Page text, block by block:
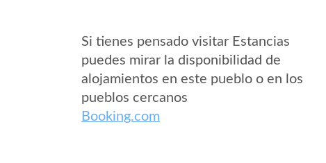
Si tienes pensado visitar Estancias
puedes mirar la disponibilidad de
alojamientos en este pueblo o en los
pueblos cercanos
Booking.com